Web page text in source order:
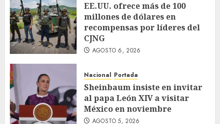
EE.UU. ofrece más de 100
millones de dólares en
recompensas por líderes del
CJNG
AGOSTO 6, 2026
Nacional Portada
Sheinbaum insiste en invitar
al papa León XIV a visitar
México en noviembre
AGOSTO 5, 2026